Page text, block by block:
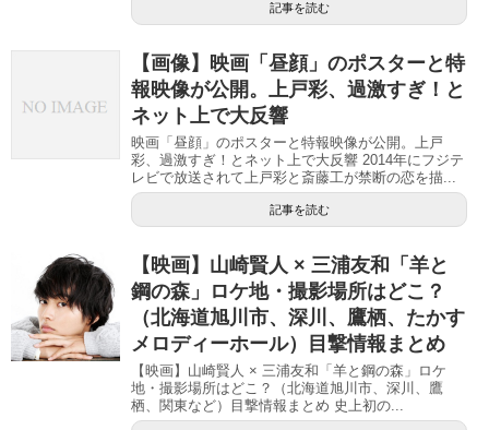
記事を読む
【画像】映画「昼顔」のポスターと特
報映像が公開。上戸彩、過激すぎ！と
ネット上で大反響
映画「昼顔」のポスターと特報映像が公開。上戸
彩、過激すぎ！とネット上で大反響 2014年にフジテ
レビで放送されて上戸彩と斎藤工が禁断の恋を描...
記事を読む
【映画】山崎賢人 × 三浦友和「羊と
鋼の森」ロケ地・撮影場所はどこ？
（北海道旭川市、深川、鷹栖、たかす
メロディーホール）目撃情報まとめ
【映画】山崎賢人 × 三浦友和「羊と鋼の森」ロケ
地・撮影場所はどこ？（北海道旭川市、深川、鷹
栖、関東など）目撃情報まとめ 史上初の...